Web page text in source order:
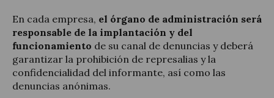
En cada empresa, el órgano de administración será
responsable de la implantación y del
funcionamiento de su canal de denuncias y deberá
garantizar la prohibición de represalias y la
confidencialidad del informante, así como las
denuncias anónimas.